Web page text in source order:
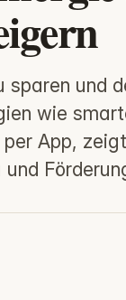
sparen und
wie
App, zeigt